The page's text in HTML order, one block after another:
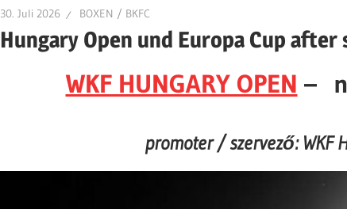
30. Juli 2026 BOXEN / BKFC
Hungary Open und Europa Cup after
WKF HUNGARY OPEN –
promoter / szervező: WKF
Dunaujvaros,